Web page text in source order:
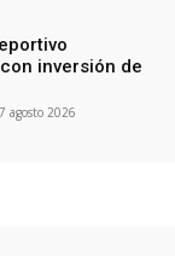
inversión de
7 agosto 2026